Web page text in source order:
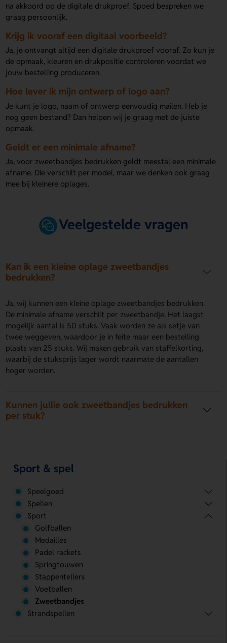
na akkoord op de digitale drukproef. Spoed bespreken we
graag persoonlijk.
Krijg ik vooraf een digitaal voorbeeld?
Ja, je ontvangt altijd een digitale drukproef vooraf. Zo kun je
de opmaak, kleuren en drukpositie controleren voordat we
jouw bestelling produceren.
Hoe lever ik mijn ontwerp of logo aan?
Je kunt je logo, naam of ontwerp eenvoudig mailen. Heb je
nog geen bestand? Dan helpen wij je graag met de juiste
opmaak.
Geldt er een minimale afname?
Ja, voor zweetbandjes bedrukken geldt meestal een minimale
afname. Die verschilt per model, maar we denken ook graag
mee bij kleinere oplages.
Veelgestelde vragen
Kan ik een kleine oplage zweetbandjes
bedrukken?
Ja, wij kunnen een kleine oplage zweetbandjes bedrukken.
De minimale afname verschilt per zweetbandje. Het laagst
mogelijk aantal is 50 stuks. Vaak worden ze als setje van
twee weggeven, waardoor je in feite maar een bestelling
plaats van 25 stuks. Wij maken gebruik van staffelkorting,
waarbij de stuksprijs lager wordt naarmate de aantallen
hoger worden.
Kunnen jullie ook zweetbandjes bedrukken
per stuk?
Sport & spel
Speelgoed
Spellen
Sport
Golfballen
Medailles
Padel rackets
Springtouwen
Stappentellers
Voetballen
Zweetbandjes
Strandspellen